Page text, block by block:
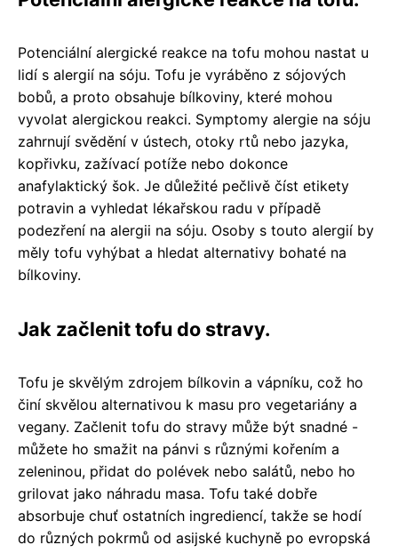
Potenciální alergické reakce na tofu mohou nastat u
lidí s alergií na sóju. Tofu je vyráběno z sójových
bobů, a proto obsahuje bílkoviny, které mohou
vyvolat alergickou reakci. Symptomy alergie na sóju
zahrnují svědění v ústech, otoky rtů nebo jazyka,
kopřivku, zažívací potíže nebo dokonce
anafylaktický šok. Je důležité pečlivě číst etikety
potravin a vyhledat lékařskou radu v případě
podezření na alergii na sóju. Osoby s touto alergií by
měly tofu vyhýbat a hledat alternativy bohaté na
bílkoviny.
Jak začlenit tofu do stravy.
Tofu je skvělým zdrojem bílkovin a vápníku, což ho
činí skvělou alternativou k masu pro vegetariány a
vegany. Začlenit tofu do stravy může být snadné -
můžete ho smažit na pánvi s různými kořením a
zeleninou, přidat do polévek nebo salátů, nebo ho
grilovat jako náhradu masa. Tofu také dobře
absorbuje chuť ostatních ingrediencí, takže se hodí
do různých pokrmů od asijské kuchyně po evropská